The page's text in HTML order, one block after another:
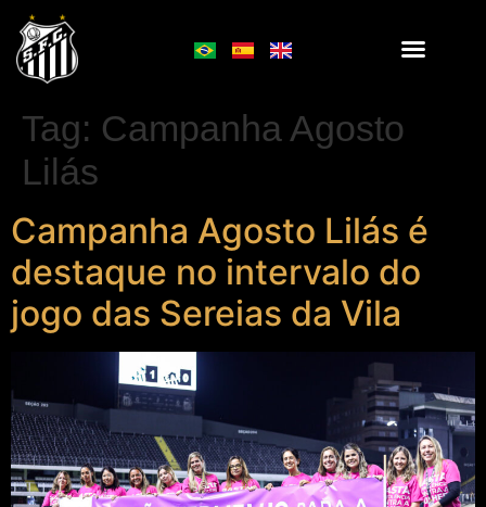
Tag: Campanha Agosto
Lilás
Campanha Agosto Lilás é
destaque no intervalo do
jogo das Sereias da Vila